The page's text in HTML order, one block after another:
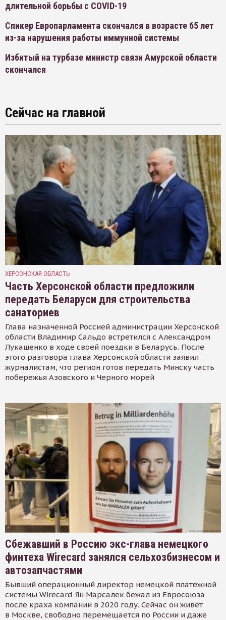
длительной борьбы с COVID-19
Спикер Европарламента скончался в возрасте 65 лет
из-за нарушения работы иммунной системы
Избитый на турбазе министр связи Амурской области
скончался
Сейчас на главной
ХЕРСОНСКАЯ ОБЛАСТЬ
Часть Херсонской области предложили
передать Беларуси для строительства
санаториев
Глава назначенной Россией администрации Херсонской
области Владимир Сальдо встретился с Александром
Лукашенко в ходе своей поездки в Беларусь. После
этого разговора глава Херсонской области заявил
журналистам, что регион готов передать Минску часть
побережья Азовского и Черного морей
Сбежавший в Россию экс-глава немецкого
финтеха Wirecard занялся сельхозбизнесом и
автозапчастями
Бывший операционный директор немецкой платёжной
системы Wirecard Ян Марсалек бежал из Евросоюза
после краха компании в 2020 году. Сейчас он живёт
в Москве, свободно перемещается по России и даже